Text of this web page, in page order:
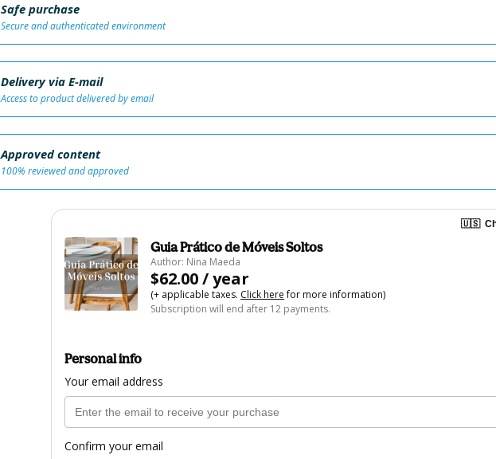
Safe purchase
Secure and authenticated environment
Delivery via E-mail
Access to product delivered by email
Approved content
100% reviewed and approved
🇺🇸
Guia Prático de Móveis Soltos
Author: Nina Maeda
$62.00 / year
(+ applicable taxes. Click herefor more information)
Subscription will end after 12 payments.
Personal info
Your email address
Confirm your email